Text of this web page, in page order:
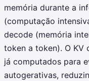
memória durante a
(computação
decode (memória
token a token). O KV
já computados para
autogerativas,